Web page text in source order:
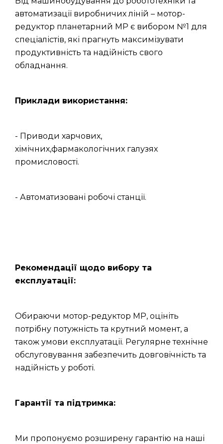
автоматизації виробничих ліній – мотор-
редуктор планетарний МР є вибором №1 для
спеціалістів, які прагнуть максимізувати
продуктивність та надійність свого
обладнання.
Приклади використання:
- Приводи харчових,
хімічних,фармакологічних галузях
промисловості.
- Автоматизовані робочі станції.
Рекомендації щодо вибору та
експлуатації:
Обираючи мотор-редуктор МР, оцініть
потрібну потужність та крутний момент, а
також умови експлуатації. Регулярне технічне
обслуговування забезпечить довговічність та
надійність у роботі.
Гарантії та підтримка:
Ми пропонуємо розширену гарантію на наші